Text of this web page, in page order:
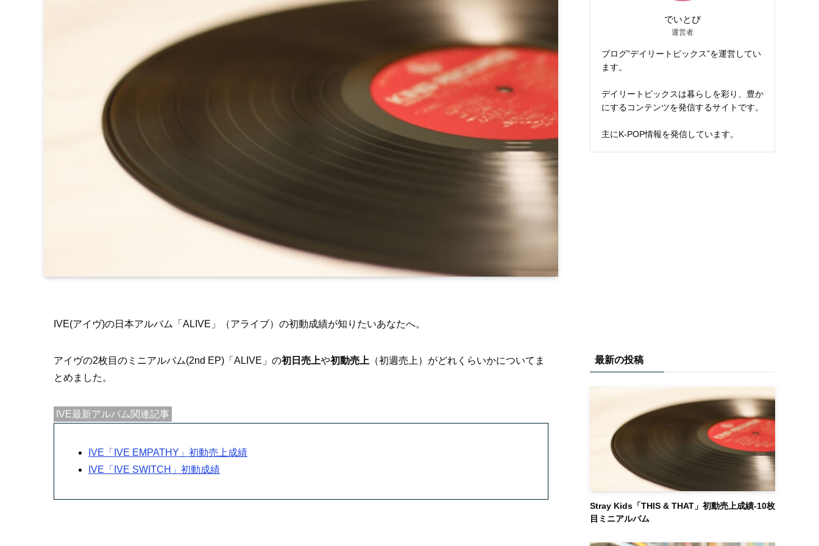
IVE(アイヴ)の日本アルバム「ALIVE」（アライブ）の初動成績が知りたいあなたへ。
アイヴの2枚目のミニアルバム(2nd EP)「ALIVE」の初日売上や初動売上 （初週売上）がどれくらいかについてま
とめました。
IVE最新アルバム関連記事
IVE「IVE EMPATHY」初動売上成績
IVE「IVE SWITCH」初動成績
でいとぴ
運営者
ブログ”デイリートピックス”を運営してい
ます。
デイリートピックスは暮らしを彩り、豊か
にするコンテンツを発信するサイトです。
主にK-POP情報を発信しています。
最新の投稿
Stray Kids「THIS & THAT」初動売上成績-10枚
目ミニアルバム